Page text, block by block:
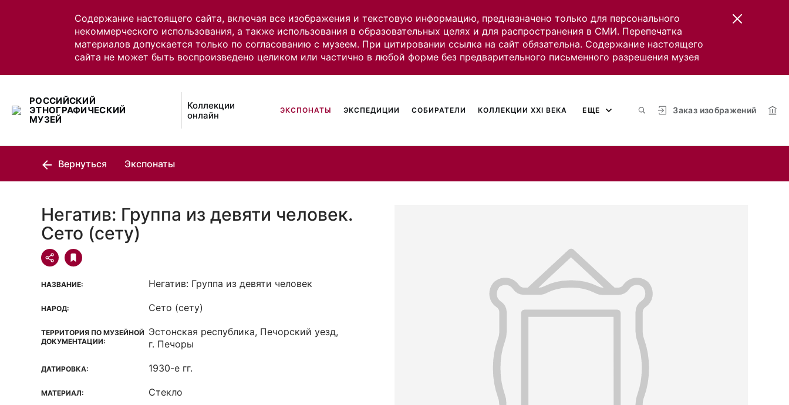
Содержание настоящего сайта, включая все изображения и текстовую информацию, предназначено только для персонального
некоммерческого использования, а также использования в образовательных целях и для распространения в СМИ. Перепечатка
материалов допускается только по согласованию с музеем. При цитировании ссылка на сайт обязательна. Содержание настоящего
сайта не может быть воспроизведено целиком или частично в любой форме без предварительного письменного разрешения музея
РОССИЙСКИЙ
ЭТНОГРАФИЧЕСКИЙ
МУЗЕЙ
Коллекции
онлайн
Заказ изображений
ЭКСПОНАТЫ ЭКСПЕДИЦИИ СОБИРАТЕЛИ КОЛЛЕКЦИИ XXI ВЕКА ЕЩЕ
Вернуться Экспонаты
Негатив: Группа из девяти человек.
Сето (сету)
НАЗВАНИЕ: Негатив: Группа из девяти человек
НАРОД: Сето (сету)
ТЕРРИТОРИЯ ПО МУЗЕЙНОЙ
ДОКУМЕНТАЦИИ:
Эстонская республика, Печорский уезд,
г. Печоры
ДАТИРОВКА: 1930-е гг.
МАТЕРИАЛ: Стекло